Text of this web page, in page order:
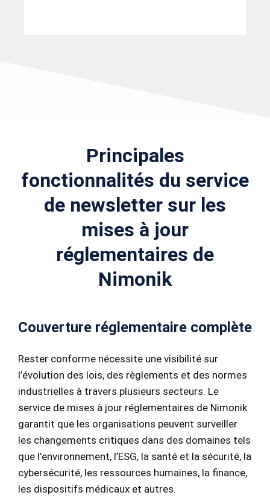
Principales
fonctionnalités du service
de newsletter sur les
mises à jour
réglementaires de
Nimonik
Couverture réglementaire complète
Rester conforme nécessite une visibilité sur
l’évolution des lois, des règlements et des normes
industrielles à travers plusieurs secteurs. Le
service de mises à jour réglementaires de Nimonik
garantit que les organisations peuvent surveiller
les changements critiques dans des domaines tels
que l’environnement, l’ESG, la santé et la sécurité, la
cybersécurité, les ressources humaines, la finance,
les dispositifs médicaux et autres.